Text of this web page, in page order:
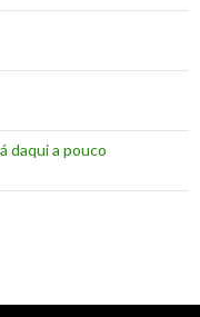
daqui a pouco